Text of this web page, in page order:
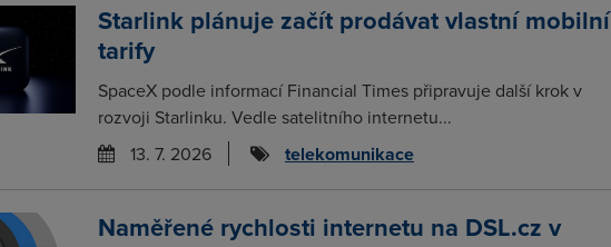
Starlink plánuje začít prodávat vlastní mobilní
tarify
SpaceX podle informací Financial Times připravuje další krok v
rozvoji Starlinku. Vedle satelitního internetu...
13. 7. 2026
telekomunikace
Naměřené rychlosti internetu na DSL.cz v